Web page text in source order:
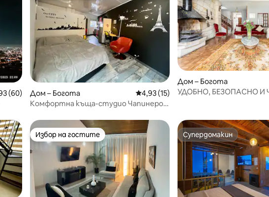
оценка: 4,93 от 5, 60 отзива
(60)
Дом – Богота Средна оценка: 4,93 от 5, 15 отзива
4,93 (15)
Комфортна къща-студио Чапинеро
Дом – Богота
УДОБНО, БЕЗОПАСНО И
Избор на гостите
Избор на гостите Супердомакин
Супердомакин